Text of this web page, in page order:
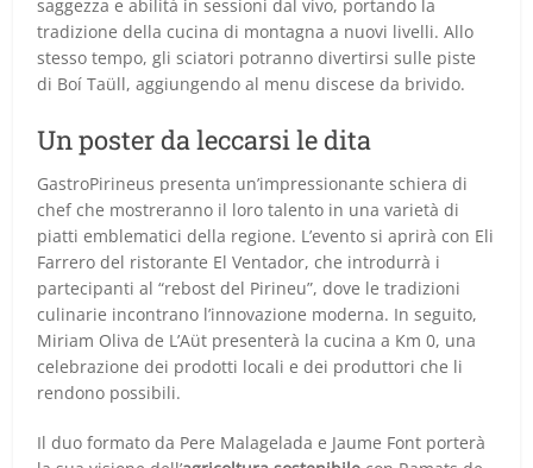
saggezza e abilità in sessioni dal vivo, portando la
tradizione della cucina di montagna a nuovi livelli. Allo
stesso tempo, gli sciatori potranno divertirsi sulle piste
di Boí Taüll, aggiungendo al menu discese da brivido.
Un poster da leccarsi le dita
GastroPirineus presenta un’impressionante schiera di
chef che mostreranno il loro talento in una varietà di
piatti emblematici della regione. L’evento si aprirà con Eli
Farrero del ristorante El Ventador, che introdurrà i
partecipanti al “rebost del Pirineu”, dove le tradizioni
culinarie incontrano l’innovazione moderna. In seguito,
Miriam Oliva de L’Aüt presenterà la cucina a Km 0, una
celebrazione dei prodotti locali e dei produttori che li
rendono possibili.
Il duo formato da Pere Malagelada e Jaume Font porterà